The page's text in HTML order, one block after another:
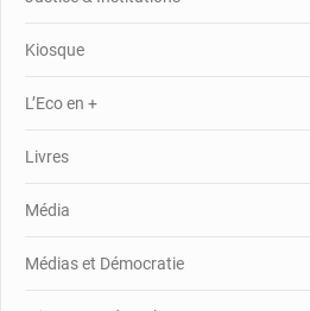
Kiosque
L’Eco en +
Livres
Média
Médias et Démocratie